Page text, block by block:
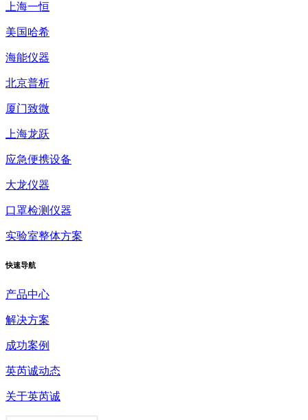
上海一恒
美国哈希
海能仪器
北京普析
厦门致微
上海龙跃
应急便携设备
大龙仪器
口罩检测仪器
实验室整体方案
快速导航
产品中心
解决方案
成功案例
英芮诚动态
关于英芮诚